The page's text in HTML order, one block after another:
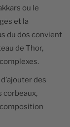
ou le
et la
du dos convient
de Thor,
des
corbeaux,